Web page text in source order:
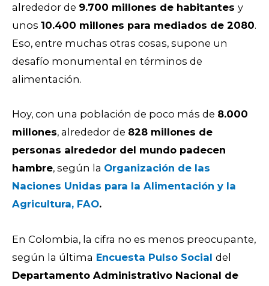
alrededor de 9.700 millones de habitantes y
unos 10.400 millones para mediados de 2080.
Eso, entre muchas otras cosas, supone un
desafío monumental en términos de
alimentación.
Hoy, con una población de poco más de 8.000
millones, alrededor de 828 millones de
personas alrededor del mundo padecen
hambre, según la Organización de las
Naciones Unidas para la Alimentación y la
Agricultura, FAO.
En Colombia, la cifra no es menos preocupante,
según la última Encuesta Pulso Social del
Departamento Administrativo Nacional de